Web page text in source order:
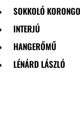
SOKKOLÓ
INTERJÚ
HANGERŐMŰ
LÉNÁRD LÁSZLÓ